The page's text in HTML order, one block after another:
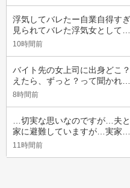
浮気してバレたー自業自得す
見られてバレた浮気女として…
10時間前
バイト先の女上司に出身どこ
えたら、ずっと？って聞かれ…
8時間前
…切実な思いなのですが…夫
家に避難していますが…実家…
11時間前